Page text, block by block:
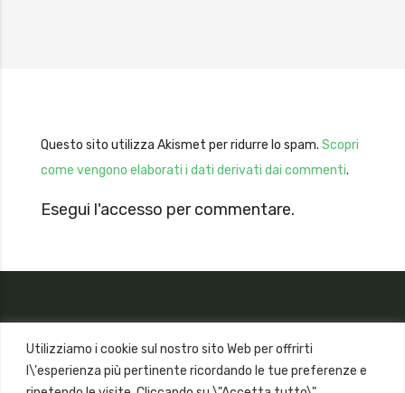
Utilizziamo i cookie sul nostro sito Web per offrirti
l\'esperienza più pertinente ricordando le tue preferenze e
Esegui l'accesso per commentare.
Questo sito utilizza Akismet per ridurre lo spam. Scopri
come vengono elaborati i dati derivati dai commenti.